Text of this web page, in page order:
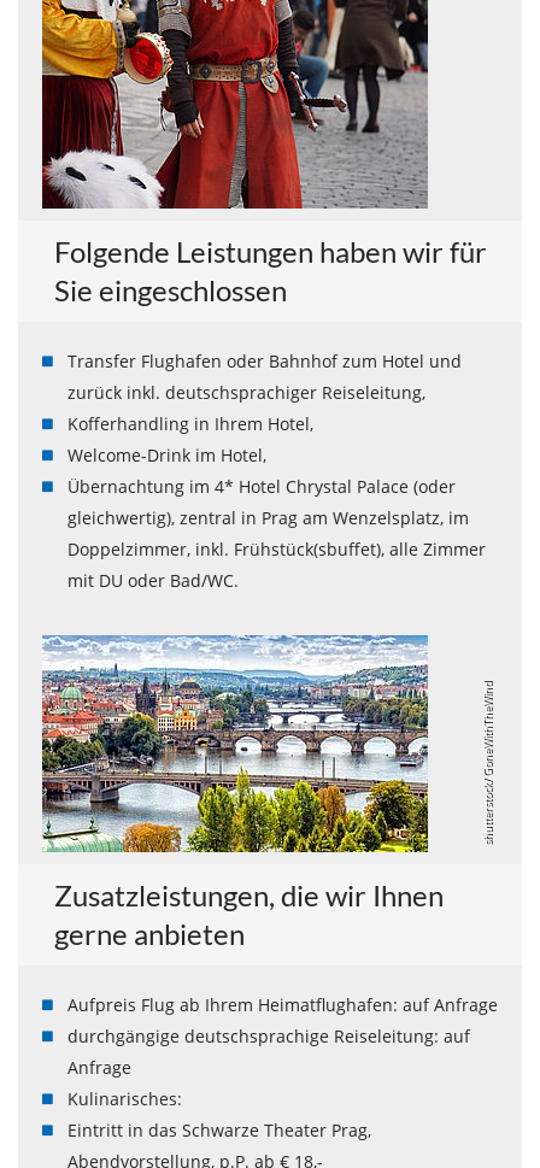
Folgende Leistungen haben wir für
Sie eingeschlossen
Transfer Flughafen oder Bahnhof zum Hotel und
zurück inkl. deutschsprachiger Reiseleitung,
Kofferhandling in Ihrem Hotel,
Welcome-Drink im Hotel,
Übernachtung im 4* Hotel Chrystal Palace (oder
gleichwertig), zentral in Prag am Wenzelsplatz, im
Doppelzimmer, inkl. Frühstück(sbuffet), alle Zimmer
mit DU oder Bad/WC.
shutterstock/ GoneWithTheWind
Zusatzleistungen, die wir Ihnen
gerne anbieten
Aufpreis Flug ab Ihrem Heimatflughafen: auf Anfrage
durchgängige deutschsprachige Reiseleitung: auf
Anfrage
Kulinarisches:
Eintritt in das Schwarze Theater Prag,
Abendvorstellung, p.P. ab € 18,-